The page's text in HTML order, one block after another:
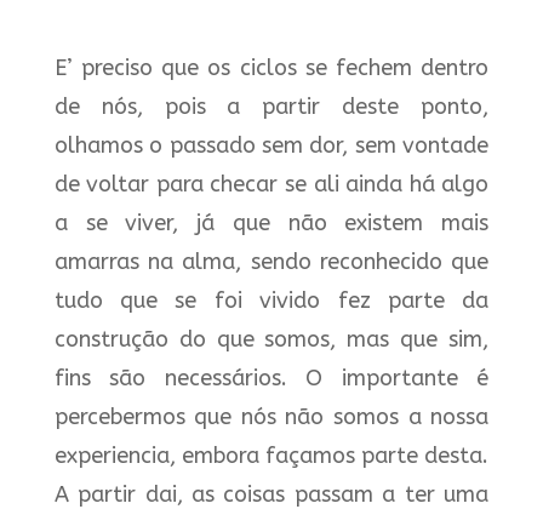
E’ preciso que os ciclos se fechem dentro
de nós, pois a partir deste ponto,
olhamos o passado sem dor, sem vontade
de voltar para checar se ali ainda há algo
a se viver, já que não existem mais
amarras na alma, sendo reconhecido que
tudo que se foi vivido fez parte da
construção do que somos, mas que sim,
fins são necessários. O importante é
percebermos que nós não somos a nossa
experiencia, embora façamos parte desta.
A partir dai, as coisas passam a ter uma